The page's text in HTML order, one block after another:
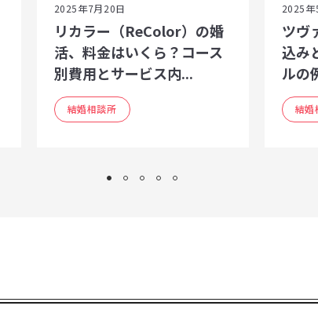
2025年7月20日
リカラー（ReColor）の婚
活、料金はいくら？コース
別費用とサービス内...
結婚相談所
2025
ツヴ
込み
ルの
結婚